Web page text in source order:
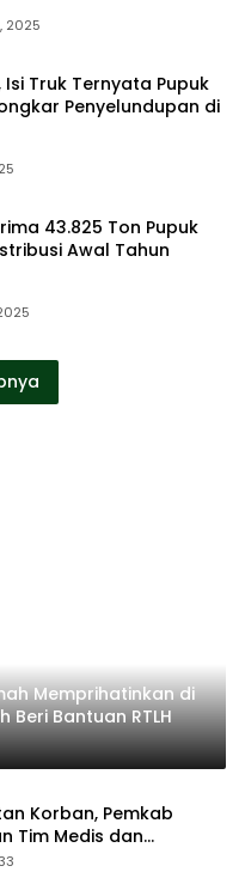
2025
Truk Ternyata Pupuk
Penyelundupan di
43.825 Ton Pupuk
Awal Tahun
Memprihatinkan di
Beri Bantuan RTLH
Korban, Pemkab
Tim Medis dan
Kalianget